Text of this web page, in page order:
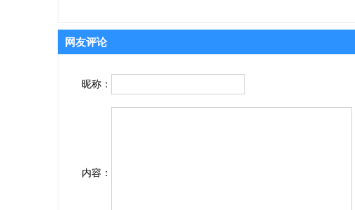
网友评论
昵称：
内容：